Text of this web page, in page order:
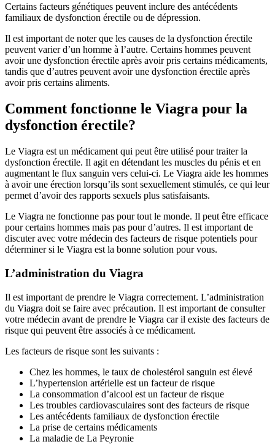
Certains facteurs génétiques peuvent inclure des antécédents
familiaux de dysfonction érectile ou de dépression.
Il est important de noter que les causes de la dysfonction érectile
peuvent varier d’un homme à l’autre. Certains hommes peuvent
avoir une dysfonction érectile après avoir pris certains médicaments,
tandis que d’autres peuvent avoir une dysfonction érectile après
avoir pris certains aliments.
Comment fonctionne le Viagra pour la
dysfonction érectile?
Le Viagra est un médicament qui peut être utilisé pour traiter la
dysfonction érectile. Il agit en détendant les muscles du pénis et en
augmentant le flux sanguin vers celui-ci. Le Viagra aide les hommes
à avoir une érection lorsqu’ils sont sexuellement stimulés, ce qui leur
permet d’avoir des rapports sexuels plus satisfaisants.
Le Viagra ne fonctionne pas pour tout le monde. Il peut être efficace
pour certains hommes mais pas pour d’autres. Il est important de
discuter avec votre médecin des facteurs de risque potentiels pour
déterminer si le Viagra est la bonne solution pour vous.
L’administration du Viagra
Il est important de prendre le Viagra correctement. L’administration
du Viagra doit se faire avec précaution. Il est important de consulter
votre médecin avant de prendre le Viagra car il existe des facteurs de
risque qui peuvent être associés à ce médicament.
Les facteurs de risque sont les suivants :
Chez les hommes, le taux de cholestérol sanguin est élevé
L’hypertension artérielle est un facteur de risque
La consommation d’alcool est un facteur de risque
Les troubles cardiovasculaires sont des facteurs de risque
Les antécédents familiaux de dysfonction érectile
La prise de certains médicaments
La maladie de La Peyronie